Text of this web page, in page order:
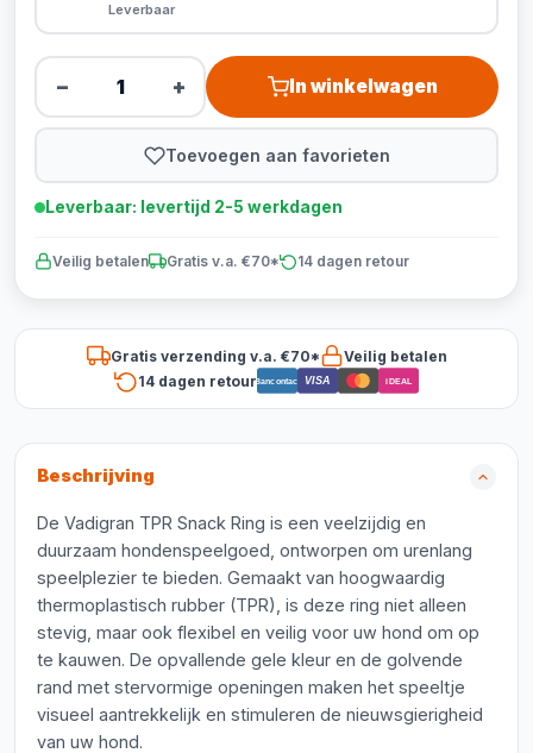
Leverbaar
− + In winkelwagen
Toevoegen aan favorieten
Leverbaar: levertijd 2-5 werkdagen
Veilig betalen Gratis v.a. €70* 14 dagen retour
Gratis verzending v.a. €70*
Veilig betalen
14 dagen retourBancontact VISA iDEAL
Beschrijving
De Vadigran TPR Snack Ring is een veelzijdig en
duurzaam hondenspeelgoed, ontworpen om urenlang
speelplezier te bieden. Gemaakt van hoogwaardig
thermoplastisch rubber (TPR), is deze ring niet alleen
stevig, maar ook flexibel en veilig voor uw hond om op
te kauwen. De opvallende gele kleur en de golvende
rand met stervormige openingen maken het speeltje
visueel aantrekkelijk en stimuleren de nieuwsgierigheid
van uw hond.